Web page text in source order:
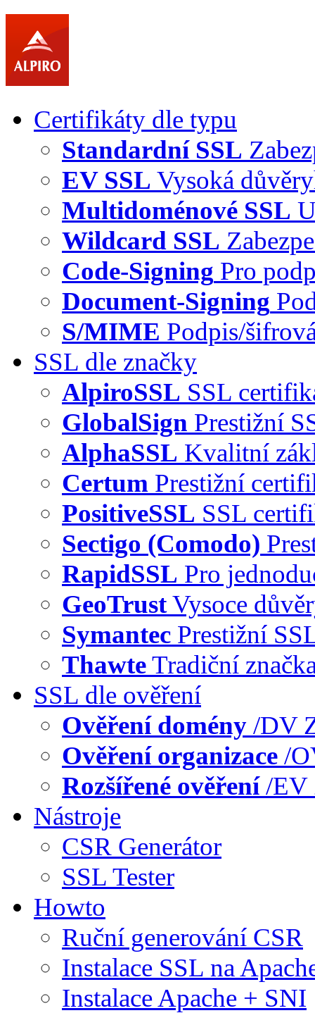
Certifikáty dle typu
Standardní SSL
EV SSL Vysoká
Multidoménové SSL
Wildcard SSL
Code-Signing Pro
Document-Signing
S/MIME Podpis/
SSL dle značky
AlpiroSSL SSL
GlobalSign Prestižní
AlphaSSL Kvalitní
Certum Prestižní
PositiveSSL SSL
Sectigo (Comodo)
RapidSSL Pro
GeoTrustVysoce
Symantec Prestižní
ThawteTradiční
SSL dle ověření
Ověření domény /DV
Ověření organizace /
Rozšířené ověření/EV
Nástroje
CSR Generátor
SSL Tester
Howto
Ruční generování CSR
Instalace SSL na
Instalace Apache + SNI